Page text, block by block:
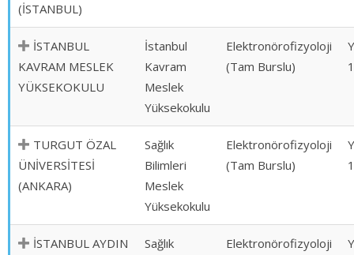
(İSTANBUL)
İSTANBUL
KAVRAM MESLEK
YÜKSEKOKULU
İstanbul
Kavram
Meslek
Yüksekokulu
Elektronörofizyoloji
(Tam Burslu)
1
TURGUT ÖZAL
ÜNİVERSİTESİ
(ANKARA)
Sağlık
Bilimleri
Meslek
Yüksekokulu
Elektronörofizyoloji
(Tam Burslu)
1
İSTANBUL AYDIN
Sağlık
Elektronörofizyoloji